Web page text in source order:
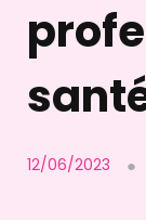
12/06/2023 ●